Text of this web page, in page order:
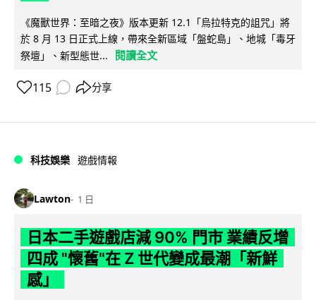
《魔獸世界：至暗之夜》版本更新 12.1「烏拉特克的詛咒」將
於 8 月 13 日正式上線，帶來全新區域「盤蛇島」、地城「毒牙
祭壇」、新型態世...
閱讀全文
115 分享
科技娛樂 遊戲情報
Lawton 1 日
日本二手遊戲店減 90% 門市 業績反增
四成 "懷舊"在 Z 世代變成最潮「新鮮
感」